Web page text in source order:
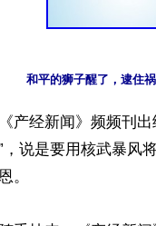
和平的狮子醒了，逮住
产经新闻》频频刊
说是要用核武暴风
。